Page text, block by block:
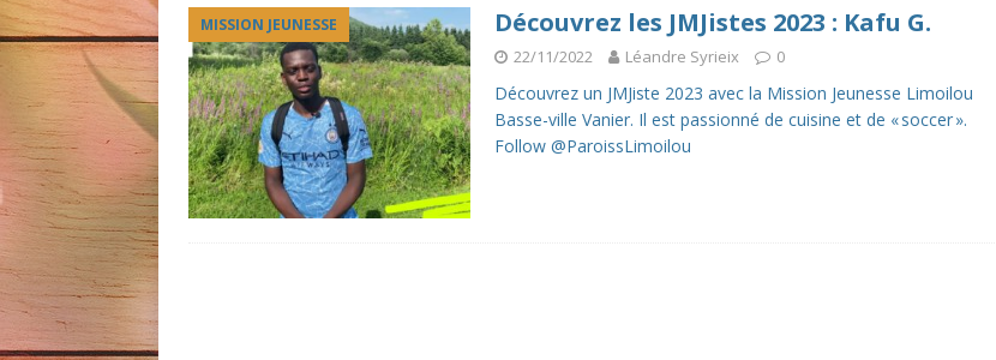
MISSION JEUNESSE Découvrez les JMJistes 2023 : Kafu G.
22/11/2022 Léandre Syrieix 0
Découvrez un JMJiste 2023 avec la Mission Jeunesse Limoilou
Basse-ville Vanier. Il est passionné de cuisine et de « soccer ».
Follow @ParoissLimoilou